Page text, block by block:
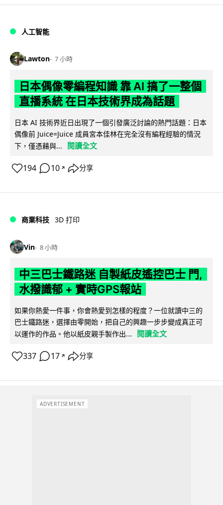
人工智能
Lawton 7 小時
日本偶像零編程知識 靠 AI 搞了一整個
直播系統 在日本技術界成為話題
日本 AI 技術界近日出現了一個引發廣泛討論的熱門話題：日本
偶像前 Juice=Juice 成員宮本佳林在完全沒有編程經驗的情況
下，僅憑藉與...
閱讀全文
194 10 ↗ 分享
商業科技 3D 打印
Vin 8 小時
中三巴士鐵路迷 自製紙皮遙控巴士 門,
水撥識郁 + 實時GPS報站
如果你熱愛一件事，你會熱愛到怎樣的程度？一位就讀中三的
巴士鐵路迷，選擇由零開始，把自己的興趣一步步變成真正可
以運作的作品。他以紙皮親手製作出...
閱讀全文
337 17 ↗ 分享
ADVERTISEMENT